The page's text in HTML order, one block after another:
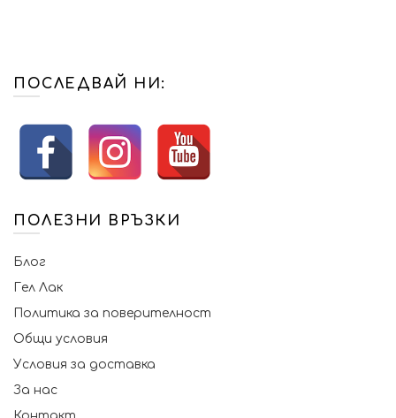
ПОСЛЕДВАЙ НИ:
ПОЛЕЗНИ ВРЪЗКИ
Блог
Гел Лак
Политика за поверителност
Общи условия
Условия за доставка
За нас